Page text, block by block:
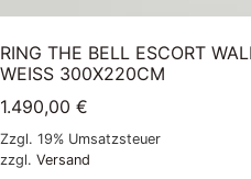
RING THE BELL ESCORT
WEISS 300X220CM
1.490,00 €
Zzgl. 19% Umsatzsteuer
zzgl. Versand